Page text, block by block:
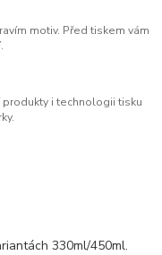
motiv. Před tiskem vám
produkty i technologii tisku
330ml/450ml.